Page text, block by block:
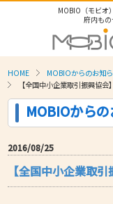
MOBIO（モビオ
府内もの
HOME
MOBIOからのお知
【全国中小企業取引振興協
MOBIOから
2016/08/25
【全国中小企業取